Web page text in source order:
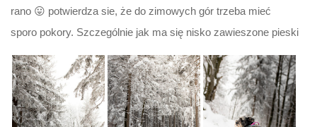
rano 😛 potwierdza sie, że do zimowych gór trzeba mieć
sporo pokory. Szczególnie jak ma się nisko zawieszone pieski